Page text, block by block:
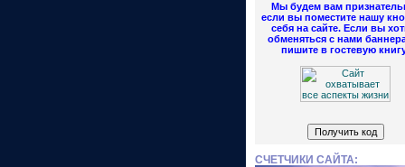
Мы будем вам
если вы поместите нашу
себя на сайте. Если вы
обменяться с нами
пишите в гостевую
СЧЕТЧИКИ САЙТА: